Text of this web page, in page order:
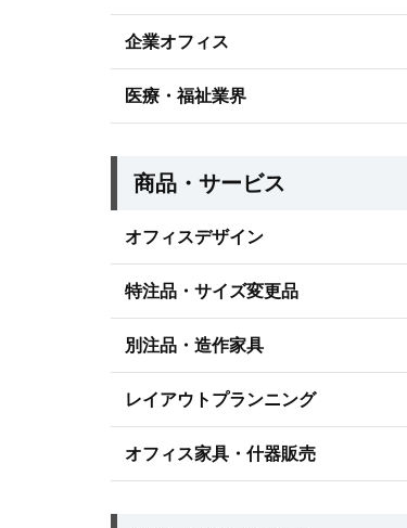
企業オフィス
医療・福祉業界
商品・サービス
オフィスデザイン
特注品・サイズ変更品
別注品・造作家具
レイアウトプランニング
オフィス家具・什器販売